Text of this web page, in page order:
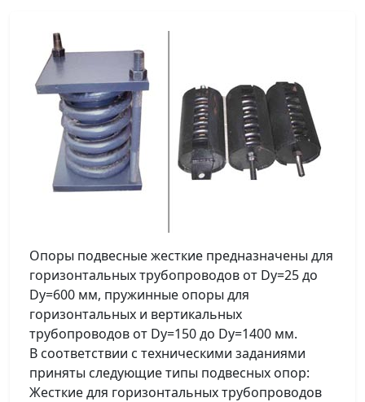
Опоры подвесные жесткие предназначены для
горизонтальных трубопроводов от Dy=25 до
Dy=600 мм, пружинные опоры для
горизонтальных и вертикальных
трубопроводов от Dy=150 до Dy=1400 мм.
В соответствии с техническими заданиями
приняты следующие типы подвесных опор:
Жесткие для горизонтальных трубопроводов